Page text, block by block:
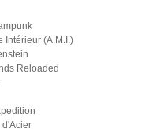
Intérieur (A.M.I.)
Reloaded
d'Acier